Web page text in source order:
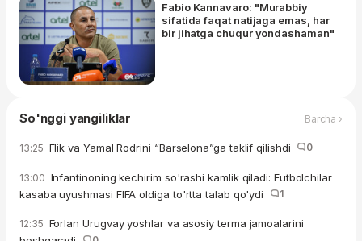
Fabio Kannavaro: "Murabbiy
sifatida faqat natijaga emas, har
bir jihatga chuqur yondashaman"
So'nggi yangiliklar Barcha ›
13:25 Flik va Yamal Rodrini “Barselona”ga taklif qilishdi 0
13:00 Infantinoning kechirim so'rashi kamlik qiladi: Futbolchilar
kasaba uyushmasi FIFA oldiga to'rtta talab qo'ydi
1
12:35 Forlan Urugvay yoshlar va asosiy terma jamoalarini